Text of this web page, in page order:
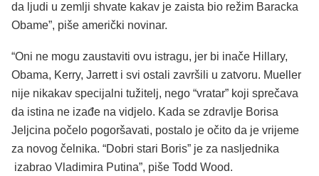
da ljudi u zemlji shvate kakav je zaista bio režim Baracka
Obame”, piše američki novinar.
“Oni ne mogu zaustaviti ovu istragu, jer bi inače Hillary,
Obama, Kerry, Jarrett i svi ostali završili u zatvoru. Mueller
nije nikakav specijalni tužitelj, nego “vratar” koji sprečava
da istina ne izađe na vidjelo. Kada se zdravlje Borisa
Jeljcina počelo pogoršavati, postalo je očito da je vrijeme
za novog čelnika. “Dobri stari Boris” je za nasljednika
izabrao Vladimira Putina”, piše Todd Wood.